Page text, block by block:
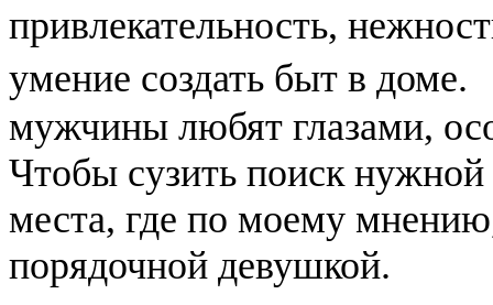
привлекательность,
умение создать быт в
мужчины любят глазами,
Чтобы сузить поиск
места, где по моему
порядочной девушкой.